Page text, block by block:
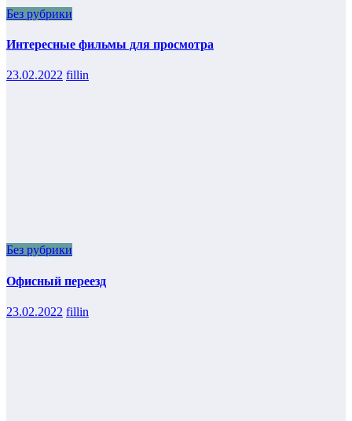
Без рубрики
Интересные фильмы для просмотра
23.02.2022 fillin
Без рубрики
Офисный переезд
23.02.2022 fillin